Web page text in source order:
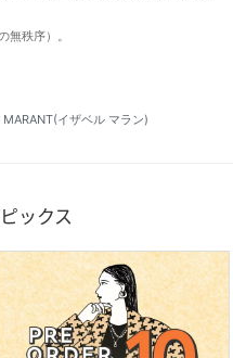
秩序）。
MARANT(イザベル マラン)
ックス